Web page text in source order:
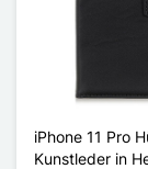
iPhone 11 Pro
Kunstleder in